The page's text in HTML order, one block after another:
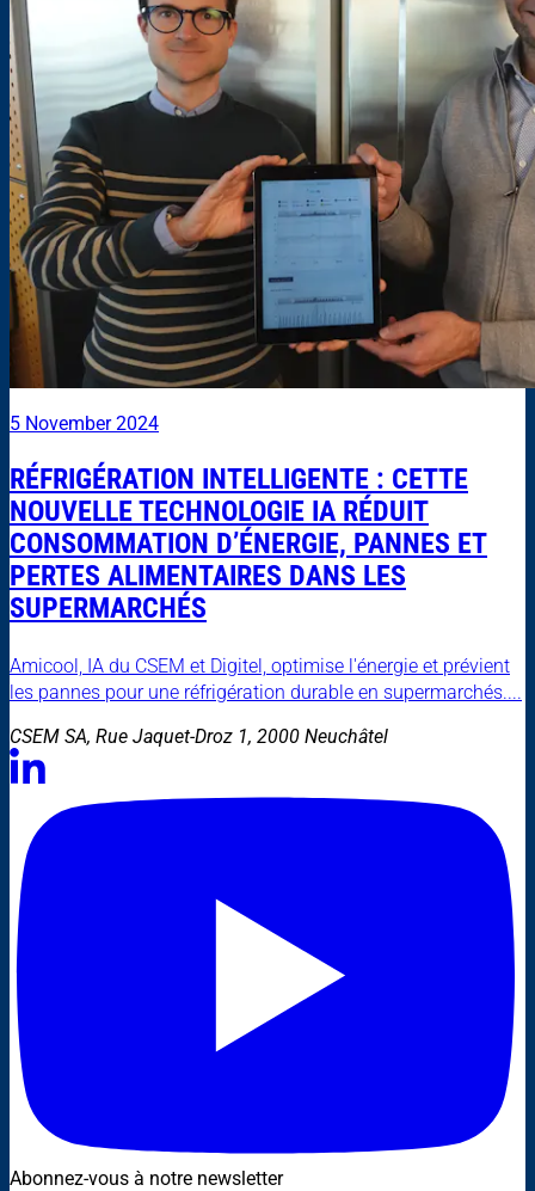
5 November 2024
RÉFRIGÉRATION INTELLIGENTE : CETTE
NOUVELLE TECHNOLOGIE IA RÉDUIT
CONSOMMATION D’ÉNERGIE, PANNES ET
PERTES ALIMENTAIRES DANS LES
SUPERMARCHÉS
Amicool, IA du CSEM et Digitel, optimise l'énergie et prévient
les pannes pour une réfrigération durable en supermarchés....
CSEM SA, Rue Jaquet-Droz 1, 2000 Neuchâtel
Abonnez-vous à notre newsletter